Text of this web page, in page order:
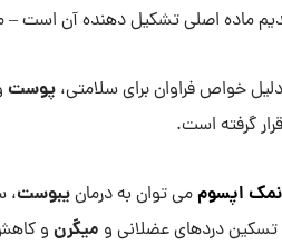
ماده اصلی تشکیل دهنده آن است
خواص فراوان برای سلامتی، پوست
گرفته است.
نمک اپسوممی توان به درمانیبوست،
تسکین دردهای عضلانی و میگرن و